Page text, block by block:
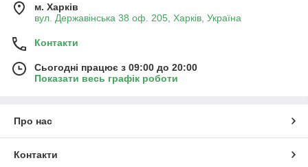
м. Харків
вул. Державінська 38 оф. 205, Харків, Україна
Контакти
Сьогодні працює з 09:00 до 20:00
Показати весь графік роботи
Про нас
Контакти